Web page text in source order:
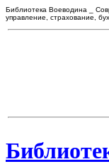
Библиотека Воеводина _
управление, страхование,